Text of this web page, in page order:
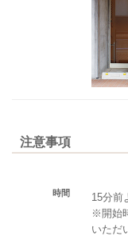
注意事項
時間
15分前
※開始
いただ